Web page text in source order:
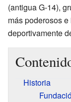
(antigua G-14),
más poderosos
deportivamente
Historia